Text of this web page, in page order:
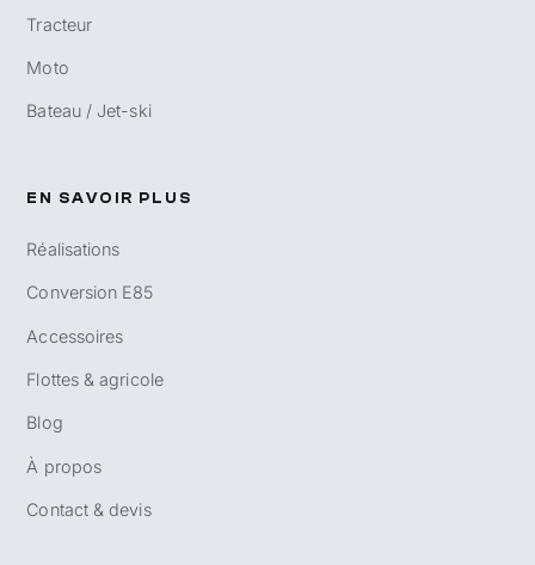
Tracteur
Moto
Bateau / Jet-ski
EN SAVOIR PLUS
Réalisations
Conversion E85
Accessoires
Flottes & agricole
Blog
À propos
Contact & devis